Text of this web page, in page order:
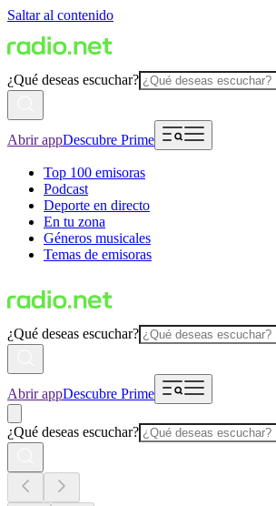
Saltar al contenido
¿Qué deseas escuchar?
Abrir appDescubre Prime
Top 100 emisoras
Podcast
Deporte en directo
En tu zona
Géneros musicales
Temas de emisoras
¿Qué deseas escuchar?
Abrir appDescubre Prime
¿Qué deseas escuchar?